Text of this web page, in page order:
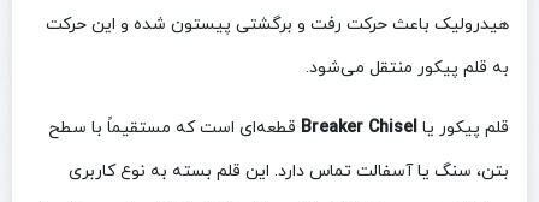
هیدرولیک باعث حرکت رفت و برگشتی پیستون شده و این حرکت
به قلم پیکور منتقل می‌شود.
قلم پیکور یا Breaker Chisel قطعه‌ای است که مستقیماً با سطح
بتن، سنگ یا آسفالت تماس دارد. این قلم بسته به نوع کاربری